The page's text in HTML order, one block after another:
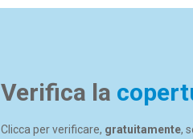
Verifica la
Clicca per verificare, gratuitamente,